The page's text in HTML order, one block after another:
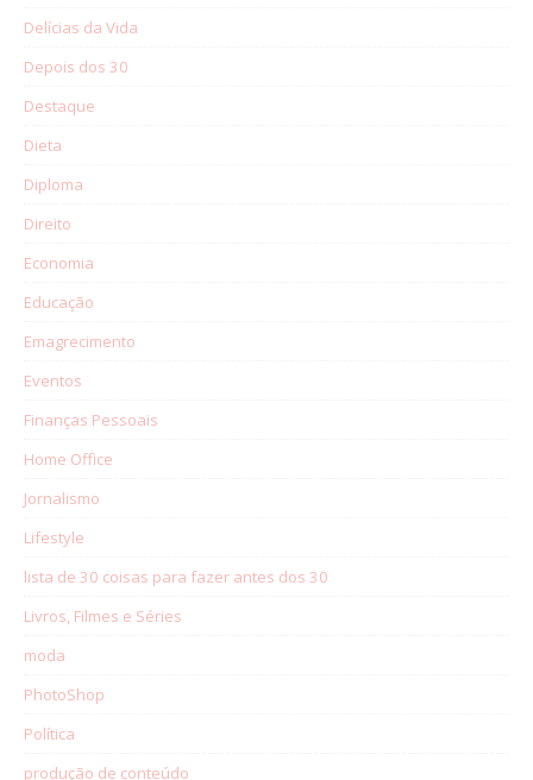
Delícias da Vida
Depois dos 30
Destaque
Dieta
Diploma
Direito
Economia
Educação
Emagrecimento
Eventos
Finanças Pessoais
Home Office
Jornalismo
Lifestyle
lista de 30 coisas para fazer antes dos 30
Livros, Filmes e Séries
moda
PhotoShop
Política
produção de conteúdo